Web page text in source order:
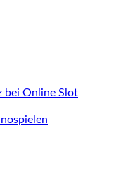
bei Online Slot